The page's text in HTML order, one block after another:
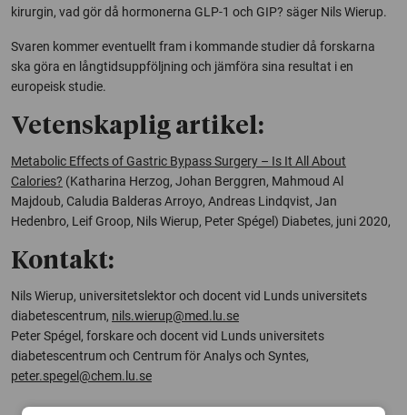
kirurgin, vad gör då hormonerna GLP-1 och GIP? säger Nils Wierup.
Svaren kommer eventuellt fram i kommande studier då forskarna
ska göra en långtidsuppföljning och jämföra sina resultat i en
europeisk studie.
Vetenskaplig artikel:
Metabolic Effects of Gastric Bypass Surgery – Is It All About
Calories? (Katharina Herzog, Johan Berggren, Mahmoud Al
Majdoub, Caludia Balderas Arroyo, Andreas Lindqvist, Jan
Hedenbro, Leif Groop, Nils Wierup, Peter Spégel) Diabetes, juni 2020,
Kontakt:
Nils Wierup, universitetslektor och docent vid Lunds universitets
diabetescentrum, nils.wierup@med.lu.se
Peter Spégel, forskare och docent vid Lunds universitets
diabetescentrum och Centrum för Analys och Syntes,
peter.spegel@chem.lu.se